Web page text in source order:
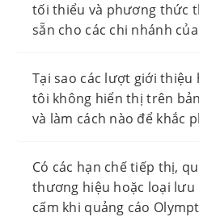
tối thiểu và phương thức
sẵn cho các chi nhánh
Tại sao các lượt giới thiệu
tôi không hiển thị trên
và làm cách nào để khắc
Có các hạn chế tiếp thị,
thương hiệu hoặc loại
cấm khi quảng cáo